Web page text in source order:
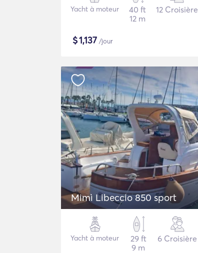
Yacht à moteur
40 ft
12 m
12 Croisière
$1,137 /jour
Mimì Libeccio 850 sport
Yacht à moteur
29 ft
9 m
6 Croisière